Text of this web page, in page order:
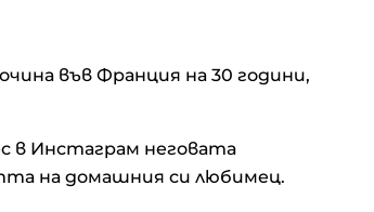
във Франция на 30 години,
в Инстаграм неговата
на домашния си любимец.